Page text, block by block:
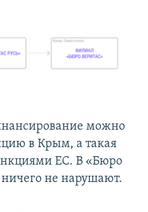
можно
в Крым, а такая
ЕС. В «Бюро
ничего не нарушают.